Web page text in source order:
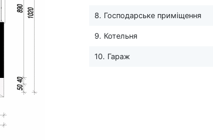
8. Господарське приміщення
9. Котельня
10. Гараж